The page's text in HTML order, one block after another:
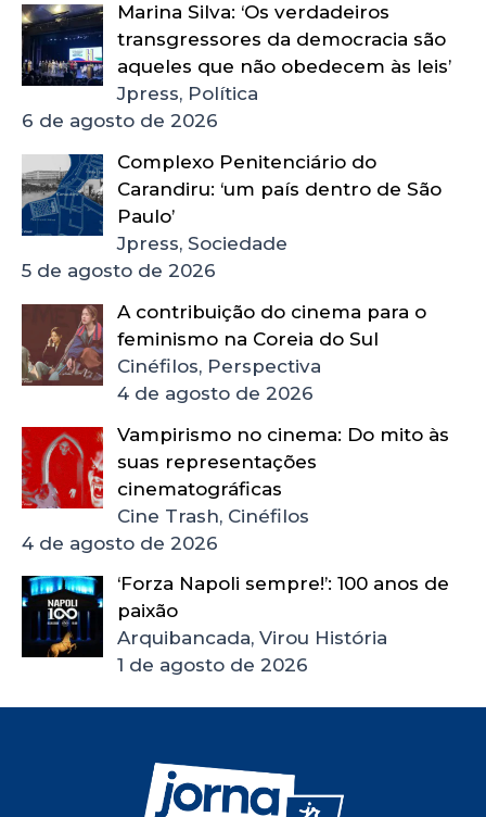
Marina Silva: ‘Os verdadeiros
transgressores da democracia são
aqueles que não obedecem às leis’
Jpress, Política
6 de agosto de 2026
Complexo Penitenciário do
Carandiru: ‘um país dentro de São
Paulo’
Jpress, Sociedade
5 de agosto de 2026
A contribuição do cinema para o
feminismo na Coreia do Sul
Cinéfilos, Perspectiva
4 de agosto de 2026
Vampirismo no cinema: Do mito às
suas representações
cinematográficas
Cine Trash, Cinéfilos
4 de agosto de 2026
‘Forza Napoli sempre!’: 100 anos de
paixão
Arquibancada, Virou História
1 de agosto de 2026